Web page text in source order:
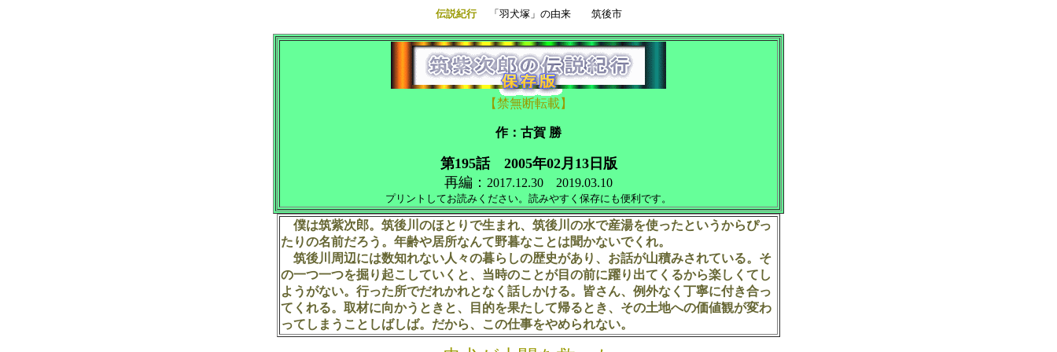
伝説紀行 「羽犬塚」の由来 筑後市
【禁無断転載】
作：古賀 勝
第195話 2005年02月13日版
再編： 2017.12.30 2019.03.10
プリントしてお読みください。読みやすく保存にも便利です。
僕は筑紫次郎。筑後川のほとりで生まれ、筑後川の水で産湯を使ったというからぴっ
たりの名前だろう。年齢や居所なんて野暮なことは聞かないでくれ。
筑後川周辺には数知れない人々の暮らしの歴史があり、お話が山積みされている。そ
の一つ一つを掘り起こしていくと、当時のことが目の前に躍り出てくるから楽しくてし
ようがない。行った所でだれかれとなく話しかける。皆さん、例外なく丁寧に付き合っ
てくれる。取材に向かうときと、目的を果たして帰るとき、その土地への価値観が変わ
ってしまうことしばしば。だから、この仕事をやめられない。